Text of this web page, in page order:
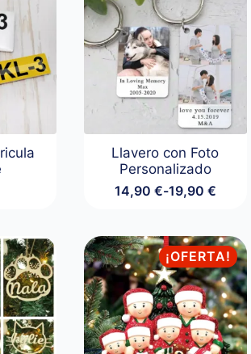
Llavero con Foto
Personalizado
14,90 €-19,90 €
Rango
desde
14,90 €
hasta
19,90 €
¡OFERTA!